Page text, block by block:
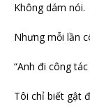
Không dám nói.
Nhưng mỗi lần
“Anh đi công
Tôi chỉ biết gật